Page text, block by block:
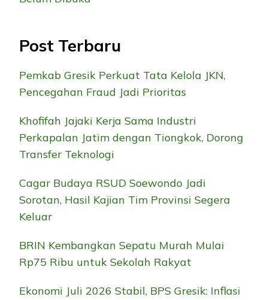
Post Terbaru
Pemkab Gresik Perkuat Tata Kelola JKN,
Pencegahan Fraud Jadi Prioritas
Khofifah Jajaki Kerja Sama Industri
Perkapalan Jatim dengan Tiongkok, Dorong
Transfer Teknologi
Cagar Budaya RSUD Soewondo Jadi
Sorotan, Hasil Kajian Tim Provinsi Segera
Keluar
BRIN Kembangkan Sepatu Murah Mulai
Rp75 Ribu untuk Sekolah Rakyat
Ekonomi Juli 2026 Stabil, BPS Gresik: Inflasi